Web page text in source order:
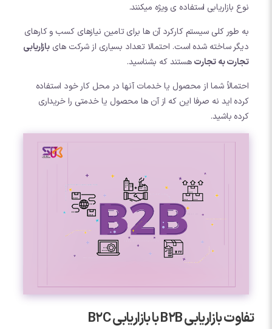
نوع بازاریابی استفاده ی ویژه میکنند.
به طور کلی سیستم کارکرد آن ها برای تامین نیازهای کسب و کارهای
دیگر ساخته شده است. احتمالا تعداد بسیاری از شرکت های بازاریابی
تجارت به تجارتهستند که بشناسید.
احتمالاً شما از محصول یا خدمات آنها در محل کار خود استفاده
کرده اید نه صرفا این که از آن ها محصول یا خدمتی را خریداری
کرده باشید.
تفاوت بازاریابی B2B با بازاریابی B2C